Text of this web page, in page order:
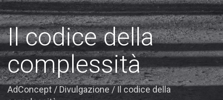
Il codice della
complessità
AdConcept / Divulgazione / Il codice della